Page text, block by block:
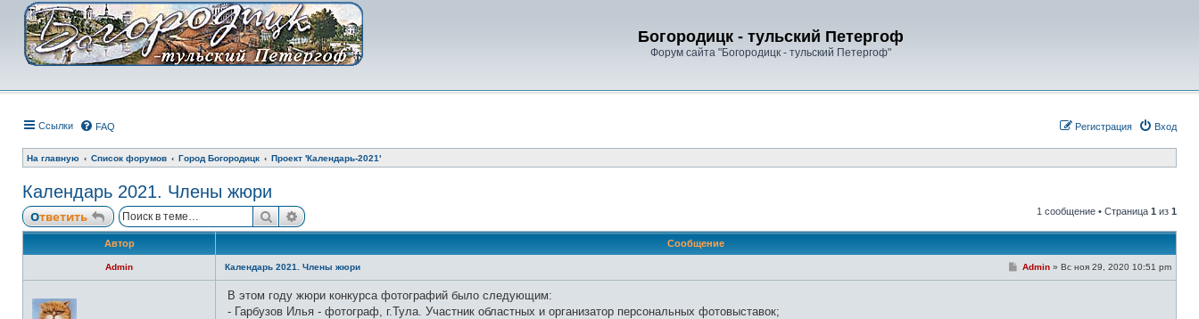
Богородицк - тульский Петергоф
Форум сайта "Богородицк - тульский Петергоф"
Ссылки FAQ Вход
Регистрация
На главную Список форумов Город Богородицк Проект 'Календарь-2021'
Календарь 2021. Члены жюри
Ответить ПоискРасширенный поиск 1 сообщение • Страница 1 из 1
Автор Сообщение
Admin
Н
Календарь 2021. Члены жюри
СAdmin » Вс ноя 29, 2020 10:51 pm
В этом году жюри конкурса фотографий было следующим:
- Гарбузов Илья - фотограф, г.Тула. Участник областных и организатор персональных фотовыставок;